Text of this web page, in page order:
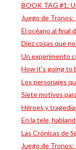
BOOK TAG #1:
Juego de
El océano al final
Diez cosas que
Un experimento
How it's going to
Los personajes
Siete motivos
Héroes y
En la tele,
Las Crónicas de
Juego de